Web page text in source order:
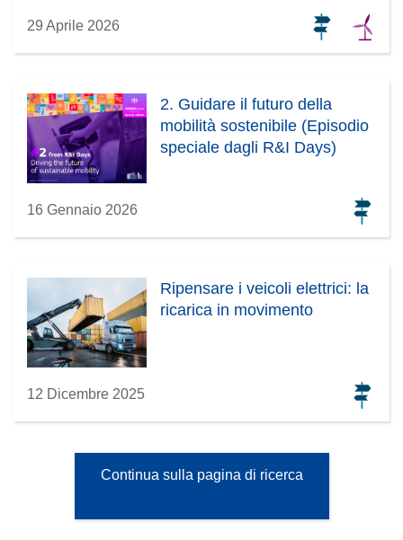
29 Aprile 2026
2. Guidare il futuro della
mobilità sostenibile (Episodio
speciale dagli R&I Days)
16 Gennaio 2026
Ripensare i veicoli elettrici: la
ricarica in movimento
12 Dicembre 2025
Continua sulla pagina di ricerca